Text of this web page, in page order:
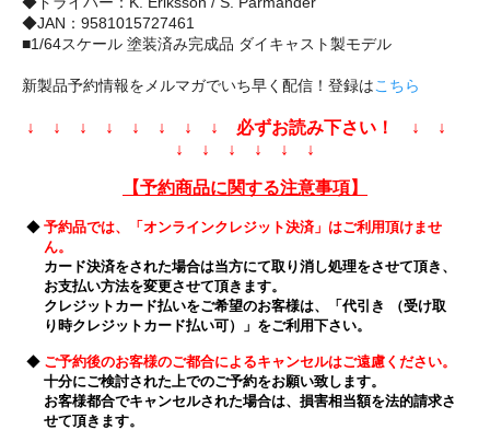
◆JAN：9581015727461
■1/64スケール 塗装済み完成品 ダイキャスト製モデル
新製品予約情報をメルマガでいち早く配信！登録はこちら
↓ ↓ ↓ ↓ ↓ ↓ ↓ ↓ 必ずお読み下さい！ ↓ ↓
↓ ↓ ↓ ↓ ↓ ↓
【予約商品に関する注意事項】
◆ 予約品では、「オンラインクレジット決済」はご利用頂けませ
ん。
カード決済をされた場合は当方にて取り消し処理をさせて頂き、
お支払い方法を変更させて頂きます。
クレジットカード払いをご希望のお客様は、「代引き （受け取
り時クレジットカード払い可）」をご利用下さい。
◆ ご予約後のお客様のご都合によるキャンセルはご遠慮ください。
十分にご検討された上でのご予約をお願い致します。
お客様都合でキャンセルされた場合は、損害相当額を法的請求さ
せて頂きます。